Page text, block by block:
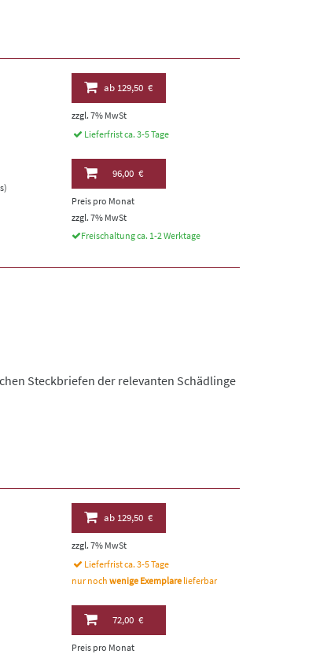
ab129,50 €
zzgl. 7% MwSt
Lieferfrist ca. 3-5 Tage
96,00 €
Preis pro Monat
zzgl. 7% MwSt
Freischaltung ca. 1-2 Werktage
Steckbriefen der relevanten Schädlinge
ab129,50 €
zzgl. 7% MwSt
Lieferfrist ca. 3-5 Tage
nur nochwenige Exemplare lieferbar
72,00 €
Preis pro Monat